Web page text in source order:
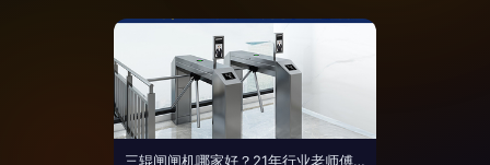
三辊闸闸机哪家好？21年行业老师傅首次揭秘门禁考勤系统选择要点